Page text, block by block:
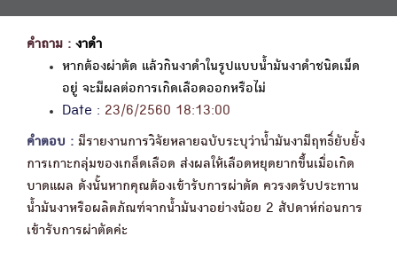
คำถาม : งาดำ
หากต้องผ่าตัด แล้วกินงาดำในรูปแบบน้ำมันงาดำชนิดเม็ด
อยู่ จะมีผลต่อการเกิดเลือดออกหรือไม่
Date : 23/6/2560 18:13:00
คำตอบ : มีรายงานการวิจัยหลายฉบับระบุว่าน้ำมันงามีฤทธิ์ยับยั้ง
การเกาะกลุ่มของเกล็ดเลือด ส่งผลให้เลือดหยุดยากขึ้นเมื่อเกิด
บาดแผล ดังนั้นหากคุณต้องเข้ารับการผ่าตัด ควรงดรับประทาน
น้ำมันงาหรือผลิตภัณฑ์จากน้ำมันงาอย่างน้อย 2 สัปดาห์ก่อนการ
เข้ารับการผ่าตัดค่ะ